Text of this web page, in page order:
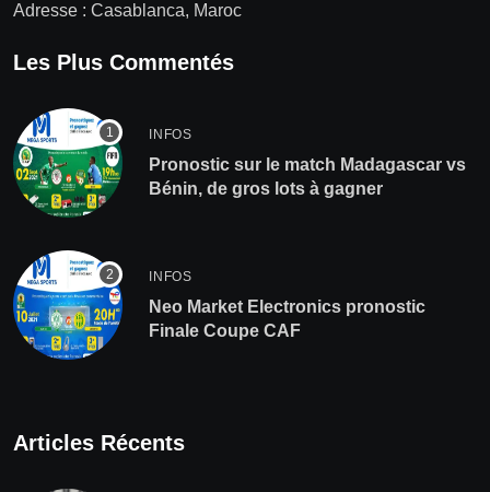
Adresse : Casablanca, Maroc
Les Plus Commentés
INFOS
Pronostic sur le match Madagascar vs
Bénin, de gros lots à gagner
INFOS
Neo Market Electronics pronostic
Finale Coupe CAF
Articles Récents